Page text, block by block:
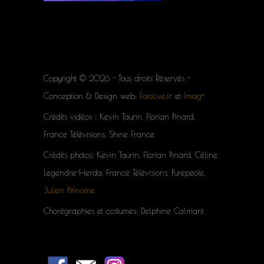
Copyright © 2026 - Tous droits Réservés -
Conception & Design web: FotoLive.fr et Imag+
Crédits vidéos : Kevin Taurin, Florian Pinard,
France Télévisions, Shine France
Crédits photos: Kevin Taurin, Florian Pinard, Céline
Legendre-Herda, France Télévisions, Purepeole,
Julien Pitinome
Chorégraphies et costumes: Delphine Calmant